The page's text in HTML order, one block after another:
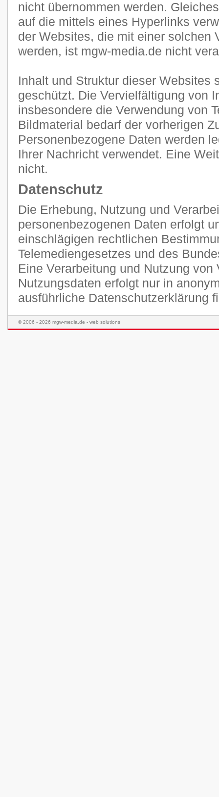
nicht übernommen werden.
auf die mittels eines Hyperlinks
der Websites, die mit einer solchen
werden, ist mgw-media.de nicht
Inhalt und Struktur dieser Websites
geschützt. Die Vervielfältigung von
insbesondere die Verwendung von
Bildmaterial bedarf der vorherigen
Personenbezogene Daten werden
Ihrer Nachricht verwendet. Eine
nicht.
Datenschutz
Die Erhebung, Nutzung und
personenbezogenen Daten erfolgt
einschlägigen rechtlichen
Telemediengesetzes und des
Eine Verarbeitung und Nutzung von
Nutzungsdaten erfolgt nur in
ausführliche Datenschutzerklärung
© 2006 - 2026 mgw-media.de - web solutions